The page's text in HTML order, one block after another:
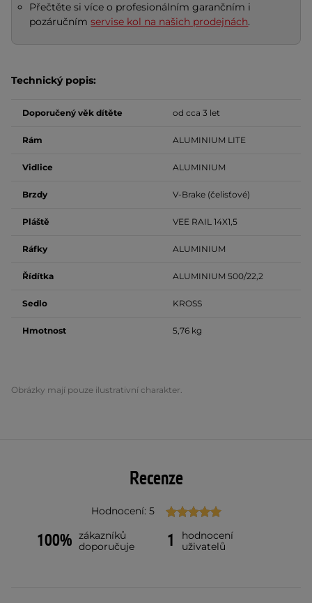
Přečtěte si více o profesionálním garančním i
pozáručnímservise kol na našich prodejnách.
Technický popis:
Doporučený věk dítěte od cca 3 let
Rám ALUMINIUM LITE
Vidlice ALUMINIUM
Brzdy V-Brake (čelisťové)
Pláště VEE RAIL 14X1,5
Ráfky ALUMINIUM
Řídítka ALUMINIUM 500/22,2
Sedlo KROSS
Hmotnost 5,76 kg
Obrázky mají pouze ilustrativní charakter.
Recenze
Hodnocení: 5
100% zákazníků
doporučuje
1
hodnocení
uživatelů